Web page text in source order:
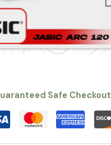
Safe Checkout